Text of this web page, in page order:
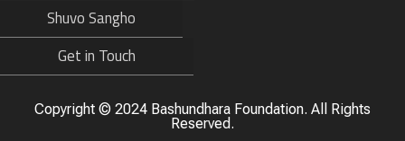
Shuvo Sangho
Get in Touch
Copyright ©️ 2024 Bashundhara Foundation. All Rights
Reserved.